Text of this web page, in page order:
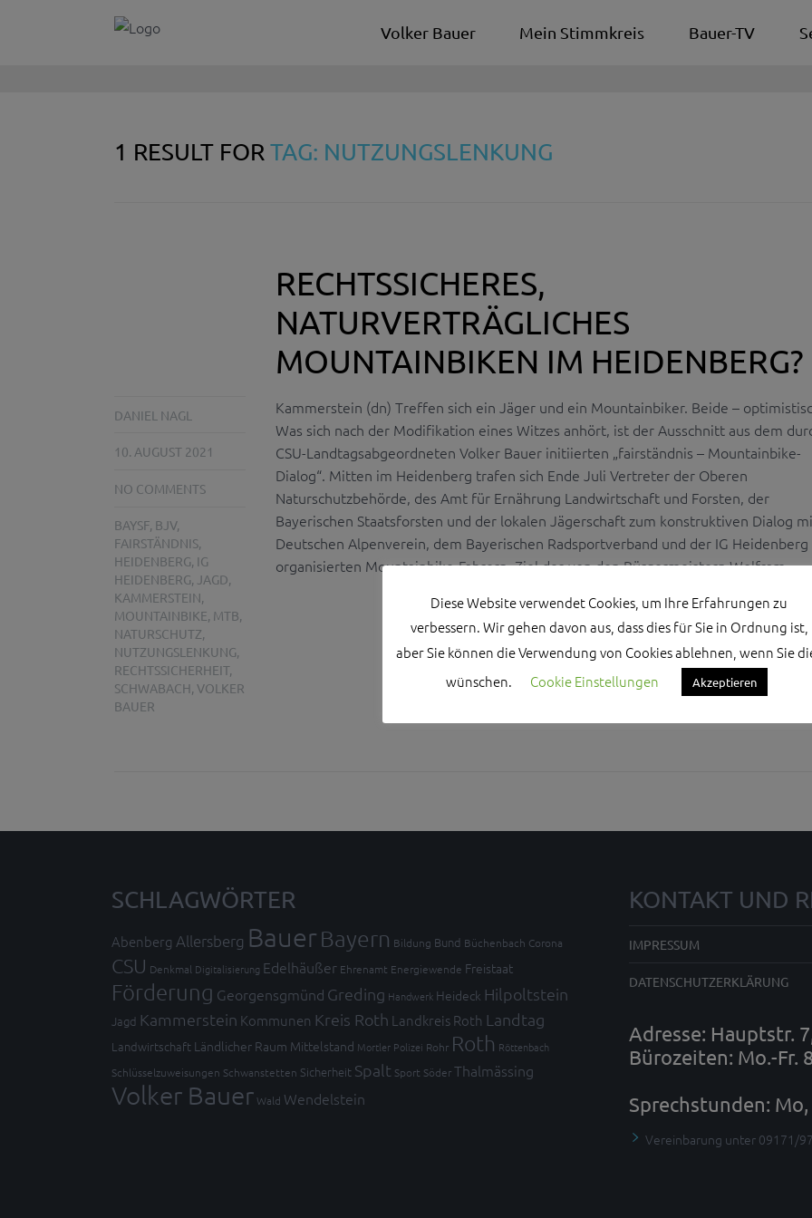
Volker Bauer Mein Stimmkreis Bauer-TV
1 RESULT FOR TAG: NUTZUNGSLENKUNG
RECHTSSICHERES,
NATURVERTRÄGLICHES
MOUNTAINBIKEN IM HEIDENBERG?
DANIEL NAGL
10. AUGUST 2021
NO COMMENTS
BAYSF, BJV,
FAIRSTÄNDNIS,
HEIDENBERG, IG
HEIDENBERG, JAGD,
KAMMERSTEIN,
MOUNTAINBIKE, MTB,
NATURSCHUTZ,
NUTZUNGSLENKUNG,
RECHTSSICHERHEIT,
SCHWABACH, VOLKER
BAUER
Kammerstein (dn) Treffen sich ein Jäger und ein Mountainbiker. Beide –
Was sich nach der Modifikation eines Witzes anhört, ist der Ausschnitt aus dem
CSU-Landtagsabgeordneten Volker Bauer initiierten „fairständnis – Mountainbike-
Dialog“. Mitten im Heidenberg trafen sich Ende Juli Vertreter der Oberen
Naturschutzbehörde, des Amt für Ernährung Landwirtschaft und Forsten, der
Bayerischen Staatsforsten und der lokalen Jägerschaft zum konstruktiven Dialog
Deutschen Alpenverein, dem Bayerischen Radsportverband und der IG Heidenberg
organisierten Mountainbike-Fahrern. Ziel des von den Bürgermeistern Wolfram ...
SCHLAGWÖRTER
Abenberg Allersberg Bauer Bayern Bildung Bund Büchenbach Corona
CSU Denkmal Digitalisierung Edelhäußer Ehrenamt Energiewende Freistaat
Förderung Georgensgmünd Greding Handwerk Heideck Hilpoltstein
Jagd Kammerstein Kommunen Kreis Roth Landkreis Roth Landtag
Landwirtschaft Ländlicher Raum Mittelstand Mortler Polizei Rohr Roth Röttenbach
Schlüsselzuweisungen Schwanstetten Sicherheit Spalt Sport SöderThalmässing
Volker BauerWald Wendelstein
KONTAKT UND
IMPRESSUM
DATENSCHUTZERKLÄRUNG
Adresse: Hauptstr.
Bürozeiten: Mo.-Fr.
Sprechstunden: Mo,
Vereinbarung unter 09171/
Diese Website verwendet Cookies, um Ihre Erfahrungen zu
verbessern. Wir gehen davon aus, dass dies für Sie in Ordnung ist,
aber Sie können die Verwendung von Cookies ablehnen, wenn Sie
wünschen.
Cookie Einstellungen Akzeptieren